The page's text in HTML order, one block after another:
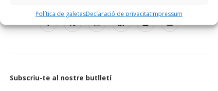
Política de galetesDeclaració de privacitatImpressum
Subscriu-te al nostre butlletí